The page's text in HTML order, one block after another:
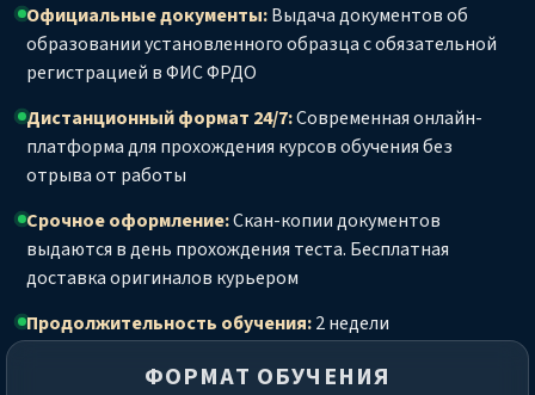
Официальные документы:Выдача документов об
образовании установленного образца с обязательной
регистрацией в ФИС ФРДО
Дистанционный формат 24/7:Современная онлайн-
платформа для прохождения курсов обучения без
отрыва от работы
Срочное оформление:Скан-копии документов
выдаются в день прохождения теста. Бесплатная
доставка оригиналов курьером
Продолжительность обучения:2 недели
ФОРМАТ ОБУЧЕНИЯ